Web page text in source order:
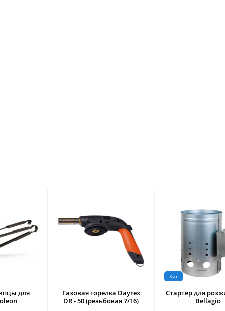
для
Газовая горелка Dayrex
DR - 50 (резьбовая 7/16)
Хит
Стартер для
Bellagio